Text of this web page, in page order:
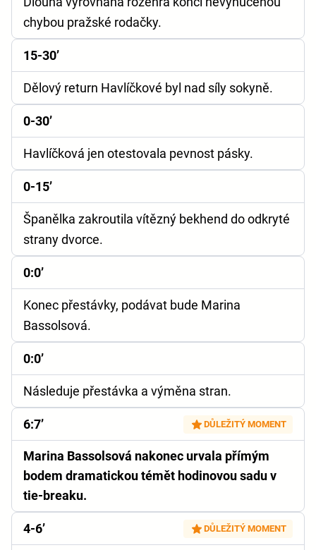
chybou pražské rodačky.
15-30’
Dělový return Havlíčkové byl nad síly sokyně.
0-30’
Havlíčková jen otestovala pevnost pásky.
0-15’
Španělka zakroutila vítězný bekhend do odkryté
strany dvorce.
0:0’
Konec přestávky, podávat bude Marina
Bassolsová.
0:0’
Následuje přestávka a výměna stran.
6:7’ DŮLEŽITÝ MOMENT
Marina Bassolsová nakonec urvala přímým
bodem dramatickou témět hodinovou sadu v
tie-breaku.
4-6’ DŮLEŽITÝ MOMENT